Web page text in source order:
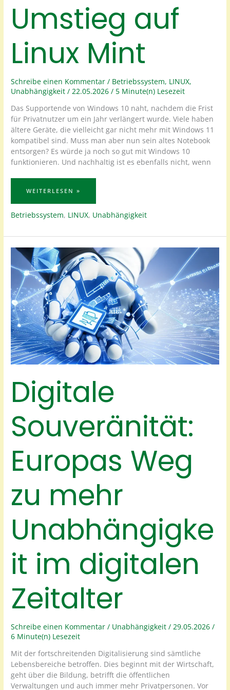
Umstieg auf
Linux Mint
Schreibe einen Kommentar / Betriebssystem, LINUX,
Unabhängigkeit /22.05.2026/ 5 Minute(n) Lesezeit
Das Supportende von Windows 10 naht, nachdem die Frist
für Privatnutzer um ein Jahr verlängert wurde. Viele haben
ältere Geräte, die vielleicht gar nicht mehr mit Windows 11
kompatibel sind. Muss man aber nun sein altes Notebook
entsorgen? Es würde ja noch so gut mit Windows 10
funktionieren. Und nachhaltig ist es ebenfalls nicht, wenn
UMSTIEG
AUF
MINT
WEITERLESEN »
Betriebssystem, LINUX, Unabhängigkeit
Digitale
Souveränität:
Europas Weg
zu mehr
Unabhängigke
it im digitalen
Zeitalter
Schreibe einen Kommentar / Unabhängigkeit / 29.05.2026/
6 Minute(n) Lesezeit
Mit der fortschreitenden Digitalisierung sind sämtliche
Lebensbereiche betroffen. Dies beginnt mit der Wirtschaft,
geht über die Bildung, betrifft die öffentlichen
Verwaltungen und auch immer mehr Privatpersonen. Vor